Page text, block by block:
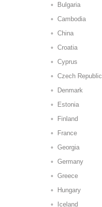
Bulgaria
Cambodia
China
Croatia
Cyprus
Czech Republic
Denmark
Estonia
Finland
France
Georgia
Germany
Greece
Hungary
Iceland